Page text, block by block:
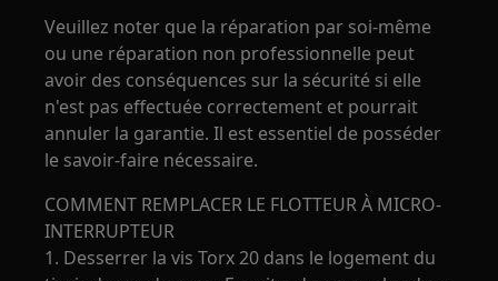
Veuillez noter que la réparation par soi-même
ou une réparation non professionnelle peut
avoir des conséquences sur la sécurité si elle
n'est pas effectuée correctement et pourrait
annuler la garantie. Il est essentiel de posséder
le savoir-faire nécessaire.
COMMENT REMPLACER LE FLOTTEUR À MICRO-
INTERRUPTEUR
1. Desserrer la vis Torx 20 dans le logement du